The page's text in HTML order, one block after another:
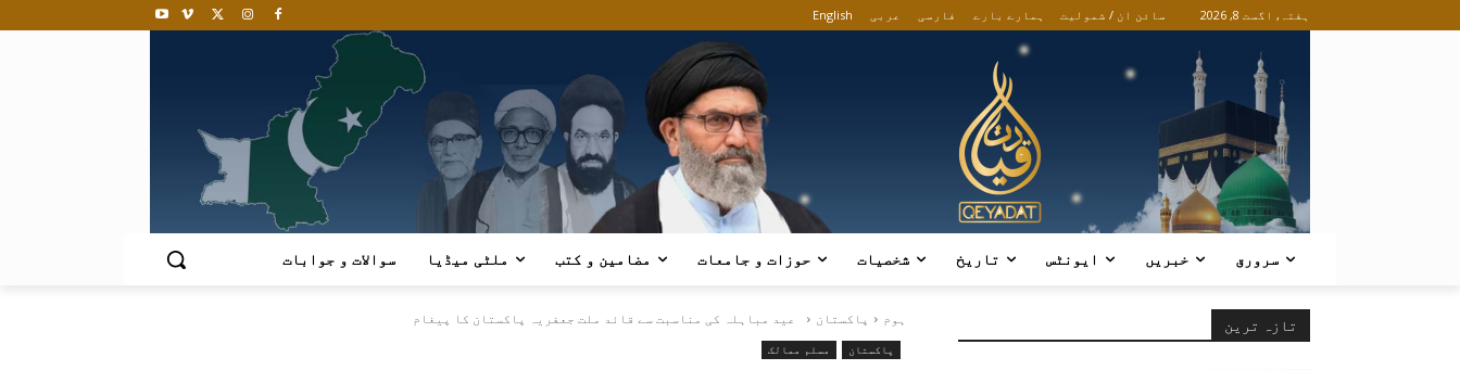
ہفتہ, اگست 8, 2026 سائن ان / شمولیت English عربی فارسی ہمارے بارے
سرورق خبریں ایونٹس تاریخ شخصیات حوزات و جامعات مضامین و کتب ملٹی میڈیا سوالات و جوابات
ہوم پاکستان عید مباہلہ کی مناسبت سے قائد ملت جعفریہ پاکستان کا پیغام
پاکستان مسلم ممالک
تازہ ترین